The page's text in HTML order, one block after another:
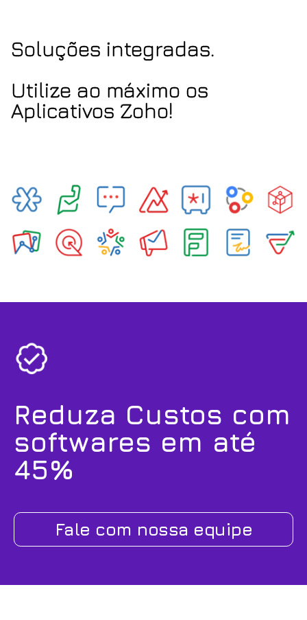
Soluções integradas.
Utilize ao máximo os
Aplicativos Zoho!
Reduza Custos com
softwares em até
45%
Fale com nossa equipe